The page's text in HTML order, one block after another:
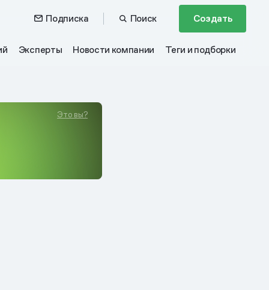
Подписка Поиск Создать
Эксперты Новости компании Теги и подборки
Это вы?